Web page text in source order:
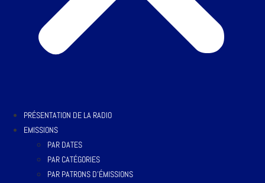
PRÉSENTATION DE LA RADIO
EMISSIONS
PAR DATES
PAR CATÉGORIES
PAR PATRONS D’ÉMISSIONS